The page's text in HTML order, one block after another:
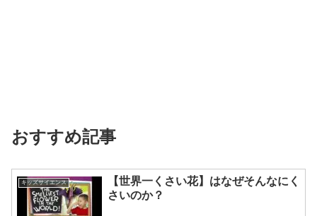
おすすめ記事
キッズサイエンス
【世界一くさい花】はなぜそんなにく
さいのか？